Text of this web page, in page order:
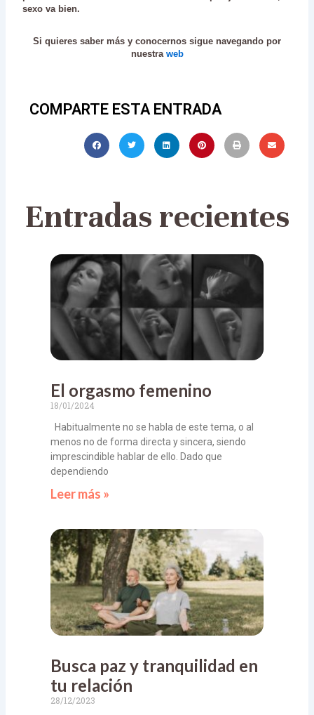
sexo va bien.
Si quieres saber más y conocernos sigue navegando por
nuestra web
COMPARTE ESTA ENTRADA
Entradas recientes
El orgasmo femenino
18/01/2024
Habitualmente no se habla de este tema, o al
menos no de forma directa y sincera, siendo
imprescindible hablar de ello. Dado que
dependiendo
Leer más »
Busca paz y tranquilidad en
tu relación
28/12/2023